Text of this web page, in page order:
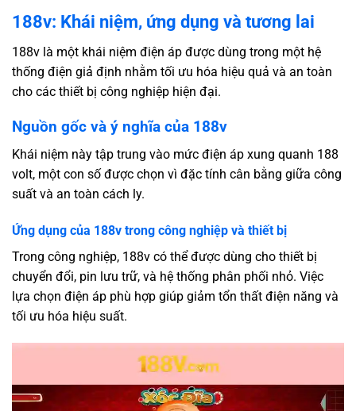
188v: Khái niệm, ứng dụng và tương lai
188v là một khái niệm điện áp được dùng trong một hệ
thống điện giả định nhằm tối ưu hóa hiệu quả và an toàn
cho các thiết bị công nghiệp hiện đại.
Nguồn gốc và ý nghĩa của 188v
Khái niệm này tập trung vào mức điện áp xung quanh 188
volt, một con số được chọn vì đặc tính cân bằng giữa công
suất và an toàn cách ly.
Ứng dụng của 188v trong công nghiệp và thiết bị
Trong công nghiệp, 188v có thể được dùng cho thiết bị
chuyển đổi, pin lưu trữ, và hệ thống phân phối nhỏ. Việc
lựa chọn điện áp phù hợp giúp giảm tổn thất điện năng và
tối ưu hóa hiệu suất.